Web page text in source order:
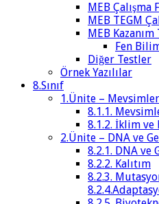
MEB Çalışma
MEB TEGM
MEB
Fen
Diğer Testler
Örnek Yazılılar
8.Sınıf
1.Ünite –
8.1.1.
8.1.2. İklim ve
2.Ünite – DNA ve
8.2.1. DNA ve
8.2.2. Kalıtım
8.2.3.